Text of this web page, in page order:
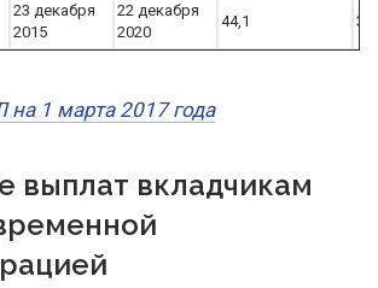
23 декабря
2015
22 декабря
2020
44,1
1 марта 2017 года
выплат вкладчикам